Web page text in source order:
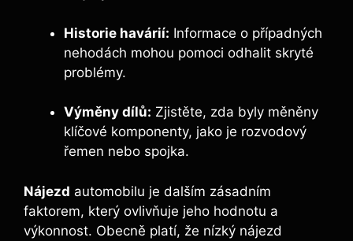
Historie havárií: Informace o případných
nehodách mohou pomoci odhalit skryté
problémy.
Výměny dílů: Zjistěte, zda byly měněny
klíčové komponenty, jako je rozvodový
řemen nebo spojka.
Nájezd automobilu je dalším zásadním
faktorem, který ovlivňuje jeho hodnotu a
výkonnost. Obecně platí, že nízký nájezd